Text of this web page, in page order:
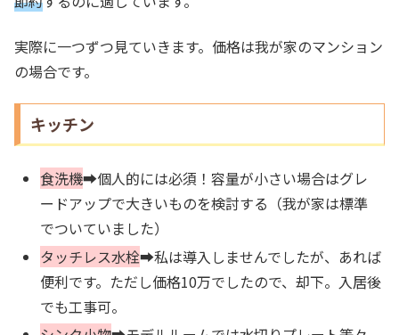
実際に一つずつ見ていきます。価格は我が家のマンション
の場合です。
キッチン
食洗機➡個人的には必須！容量が小さい場合はグレ
ードアップで大きいものを検討する（我が家は標準
でついていました）
タッチレス水栓➡私は導入しませんでしたが、あれば
便利です。ただし価格10万でしたので、却下。入居後
でも工事可。